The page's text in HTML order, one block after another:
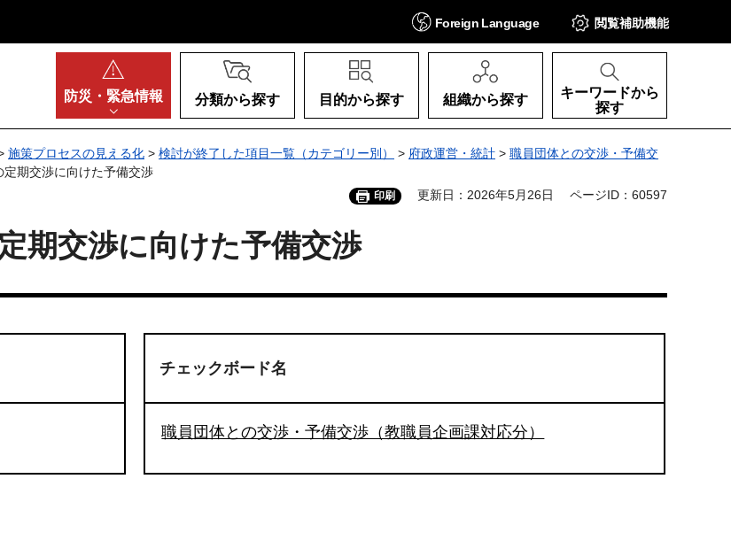
Foreign Language 閲覧補助機能
防災・ 緊急情報 分類から探す 目的から探す 組織から探す
キーワードから
探す
施策プロセスの見える化 > 検討が終了した項目一覧（カテゴリー別） > 府政運営・統計 > 職員団体との交渉・予備交
期交渉に向けた予備交渉
印刷 更新日：2026年5月26日 ページID：60597
期交渉に向けた予備交渉
チェックボード名
職員団体との交渉・予備交渉（教職員企画課対応分）